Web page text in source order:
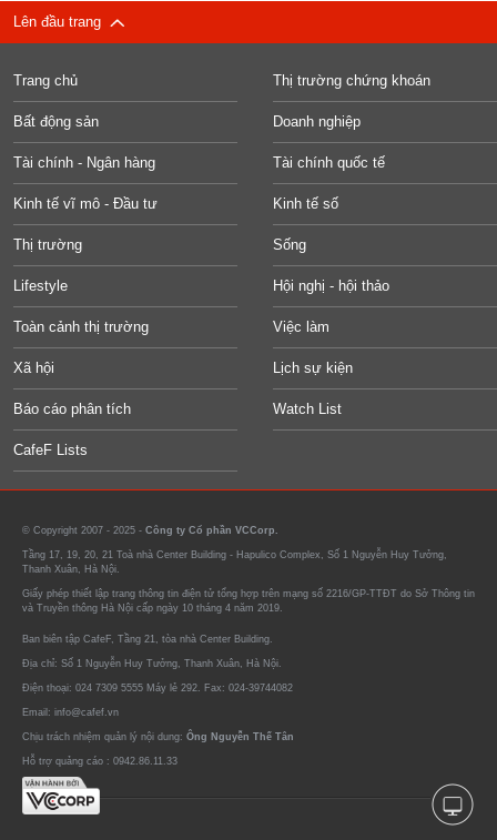
Lên đầu trang
Trang chủ
Bất động sản
Tài chính - Ngân hàng
Kinh tế vĩ mô - Đầu tư
Thị trường
Lifestyle
Toàn cảnh thị trường
Xã hội
Báo cáo phân tích
CafeF Lists
Thị trường chứng khoán
Doanh nghiệp
Tài chính quốc tế
Kinh tế số
Sống
Hội nghị - hội thảo
Việc làm
Lịch sự kiện
Watch List
© Copyright 2007 - 2025 - Công ty Cổ phần VCCorp.
Tầng 17, 19, 20, 21 Toà nhà Center Building - Hapulico Complex, Số 1 Nguyễn Huy Tưởng,
Thanh Xuân, Hà Nội.
Giấy phép thiết lập trang thông tin điện tử tổng hợp trên mạng số 2216/GP-TTĐT do Sở Thông tin
và Truyền thông Hà Nội cấp ngày 10 tháng 4 năm 2019.
Ban biên tập CafeF, Tầng 21, tòa nhà Center Building.
Địa chỉ: Số 1 Nguyễn Huy Tưởng, Thanh Xuân, Hà Nội.
Điện thoại: 024 7309 5555 Máy lẻ 292. Fax: 024-39744082
Email: info@cafef.vn
Chịu trách nhiệm quản lý nội dung: Ông Nguyễn Thế Tân
Hỗ trợ quảng cáo : 0942.86.11.33